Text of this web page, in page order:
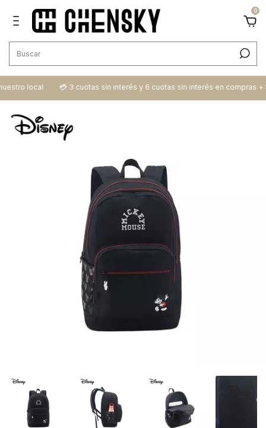
0
local 💳​ 3 cuotas sin interés y 6 cuotas sin interés en compras +